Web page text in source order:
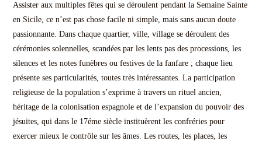
Assister aux multiples fêtes qui se déroulent pendant la Semaine Sainte
en Sicile, ce n’est pas chose facile ni simple, mais sans aucun doute
passionnante. Dans chaque quartier, ville, village se déroulent des
cérémonies solennelles, scandées par les lents pas des processions, les
silences et les notes funèbres ou festives de la fanfare ; chaque lieu
présente ses particularités, toutes très intéressantes. La participation
religieuse de la population s’exprime à travers un rituel ancien,
héritage de la colonisation espagnole et de l’expansion du pouvoir des
jésuites, qui dans le 17éme siècle instituèrent les confréries pour
exercer mieux le contrôle sur les âmes. Les routes, les places, les